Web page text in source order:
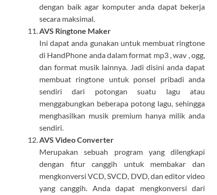
dengan baik agar komputer anda dapat bekerja
secara maksimal.
AVS Ringtone Maker
Ini dapat anda gunakan untuk membuat ringtone
di HandPhone anda dalam format mp3 , wav , ogg,
dan format musik lainnya. Jadi disini anda dapat
membuat ringtone untuk ponsel pribadi anda
sendiri dari potongan suatu lagu atau
menggabungkan beberapa potong lagu, sehingga
menghasilkan musik premium hanya milik anda
sendiri.
AVS Video Converter
Merupakan sebuah program yang dilengkapi
dengan fitur canggih untuk membakar dan
mengkonversi VCD, SVCD, DVD, dan editor video
yang canggih. Anda dapat mengkonversi dari